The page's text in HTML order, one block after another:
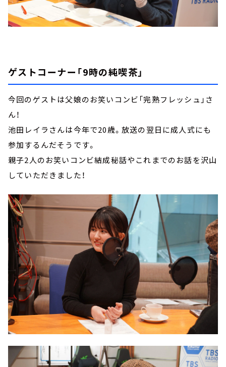
ゲストコーナー「9時の純喫茶」
今回のゲストは父娘のお笑いコンビ「完熟フレッシュ」さ
ん！
池田レイラさんは今年で20歳。放送の翌日に成人式にも
参加するんだそうです。
親子2人のお笑いコンビ結成秘話やこれまでのお話を沢山
していただきました！